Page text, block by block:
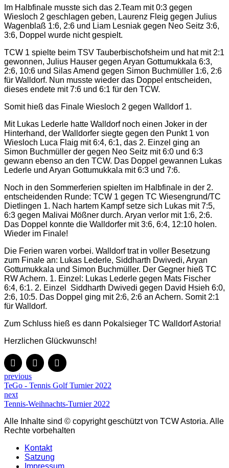
Im Halbfinale musste sich das 2.Team mit 0:3 gegen
Wiesloch 2 geschlagen geben, Laurenz Fleig gegen Julius
Wagenblaß 1:6, 2:6 und Liam Lesniak gegen Neo Seitz 3:6,
3:6, Doppel wurde nicht gespielt.
TCW 1 spielte beim TSV Tauberbischofsheim und hat mit 2:1
gewonnen, Julius Hauser gegen Aryan Gottumukkala 6:3,
2:6, 10:6 und Silas Amend gegen Simon Buchmüller 1:6, 2:6
für Walldorf. Nun musste wieder das Doppel entscheiden,
dieses endete mit 7:6 und 6:1 für den TCW.
Somit hieß das Finale Wiesloch 2 gegen Walldorf 1.
Mit Lukas Lederle hatte Walldorf noch einen Joker in der
Hinterhand, der Walldorfer siegte gegen den Punkt 1 von
Wiesloch Luca Flaig mit 6:4, 6:1, das 2. Einzel ging an
Simon Buchmüller der gegen Neo Seitz mit 6:0 und 6:3
gewann ebenso an den TCW. Das Doppel gewannen Lukas
Lederle und Aryan Gottumukkala mit 6:3 und 7:6.
Noch in den Sommerferien spielten im Halbfinale in der 2.
entscheidenden Runde: TCW 1 gegen TC Wiesengrund/TC
Dietlingen 1. Nach hartem Kampf setze sich Lukas mit 7:5,
6:3 gegen Malivai Mößner durch. Aryan verlor mit 1:6, 2:6.
Das Doppel konnte die Walldorfer mit 3:6, 6:4, 12:10 holen.
Wieder im Finale!
Die Ferien waren vorbei. Walldorf trat in voller Besetzung
zum Finale an: Lukas Lederle, Siddharth Dwivedi, Aryan
Gottumukkala und Simon Buchmüller. Der Gegner hieß TC
RW Achern. 1. Einzel: Lukas Lederle gegen Mats Fischer
6:4, 6:1. 2. Einzel Siddharth Dwivedi gegen David Hsieh 6:0,
2:6, 10:5. Das Doppel ging mit 2:6, 2:6 an Achern. Somit 2:1
für Walldorf.
Zum Schluss hieß es dann Pokalsieger TC Walldorf Astoria!
Herzlichen Glückwunsch!
previous
TeGo - Tennis Golf Turnier 2022
next
Tennis-Weihnachts-Turnier 2022
Alle Inhalte sind © copyright geschützt von TCW Astoria. Alle
Rechte vorbehalten
Kontakt
Satzung
Impressum